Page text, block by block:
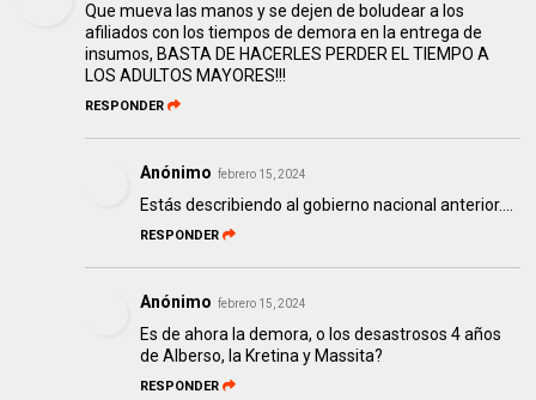
Que mueva las manos y se dejen de boludear a los
afiliados con los tiempos de demora en la entrega de
insumos, BASTA DE HACERLES PERDER EL TIEMPO A
LOS ADULTOS MAYORES!!!
RESPONDER
Anónimo febrero 15, 2024
Estás describiendo al gobierno nacional anterior....
RESPONDER
Anónimo febrero 15, 2024
Es de ahora la demora, o los desastrosos 4 años
de Alberso, la Kretina y Massita?
RESPONDER